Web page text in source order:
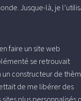
Jusque-là, je
faire un site web
se retrouvait
un constructeur de
de me libérer des
plus personnalisés